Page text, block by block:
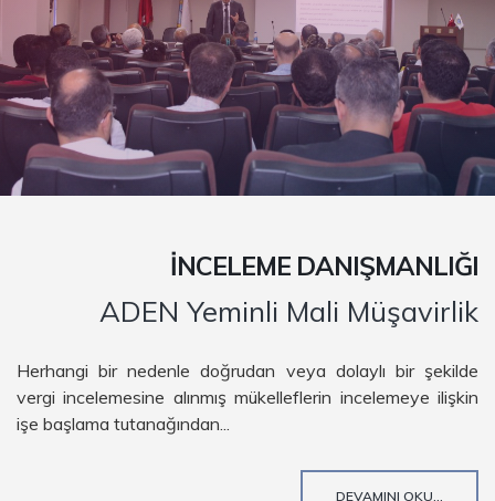
İNCELEME DANIŞMANLIĞI
ADEN Yeminli Mali Müşavirlik
Herhangi bir nedenle doğrudan veya dolaylı bir şekilde
vergi incelemesine alınmış mükelleflerin incelemeye ilişkin
işe başlama tutanağından...
DEVAMINI OKU...